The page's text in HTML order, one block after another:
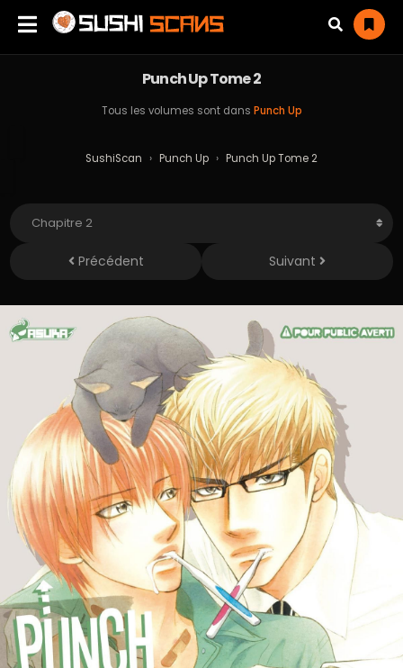
Punch Up Tome 2
Tous les volumes sont dans Punch Up
SushiScan › Punch Up › Punch Up Tome 2
Précédent Suivant